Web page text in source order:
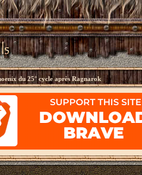
du 25° cycle après Ragnarok